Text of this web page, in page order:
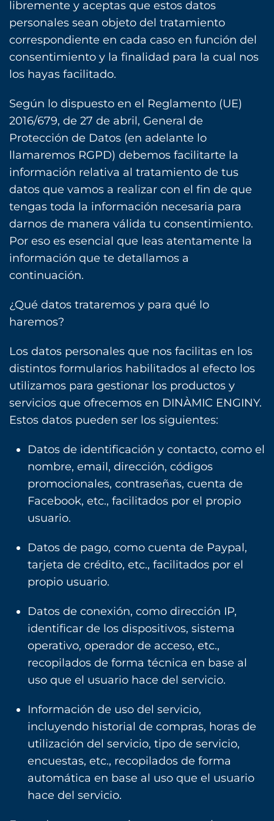
libremente y aceptas que estos datos
personales sean objeto del tratamiento
correspondiente en cada caso en función del
consentimiento y la finalidad para la cual nos
los hayas facilitado.
Según lo dispuesto en el Reglamento (UE)
2016/679, de 27 de abril, General de
Protección de Datos (en adelante lo
llamaremos RGPD) debemos facilitarte la
información relativa al tratamiento de tus
datos que vamos a realizar con el fin de que
tengas toda la información necesaria para
darnos de manera válida tu consentimiento.
Por eso es esencial que leas atentamente la
información que te detallamos a
continuación.
¿Qué datos trataremos y para qué lo
haremos?
Los datos personales que nos facilitas en los
distintos formularios habilitados al efecto los
utilizamos para gestionar los productos y
servicios que ofrecemos en DINÀMIC ENGINY.
Estos datos pueden ser los siguientes:
Datos de identificación y contacto, como el
nombre, email, dirección, códigos
promocionales, contraseñas, cuenta de
Facebook, etc., facilitados por el propio
usuario.
Datos de pago, como cuenta de Paypal,
tarjeta de crédito, etc., facilitados por el
propio usuario.
Datos de conexión, como dirección IP,
identificar de los dispositivos, sistema
operativo, operador de acceso, etc.,
recopilados de forma técnica en base al
uso que el usuario hace del servicio.
Información de uso del servicio,
incluyendo historial de compras, horas de
utilización del servicio, tipo de servicio,
encuestas, etc., recopilados de forma
automática en base al uso que el usuario
hace del servicio.